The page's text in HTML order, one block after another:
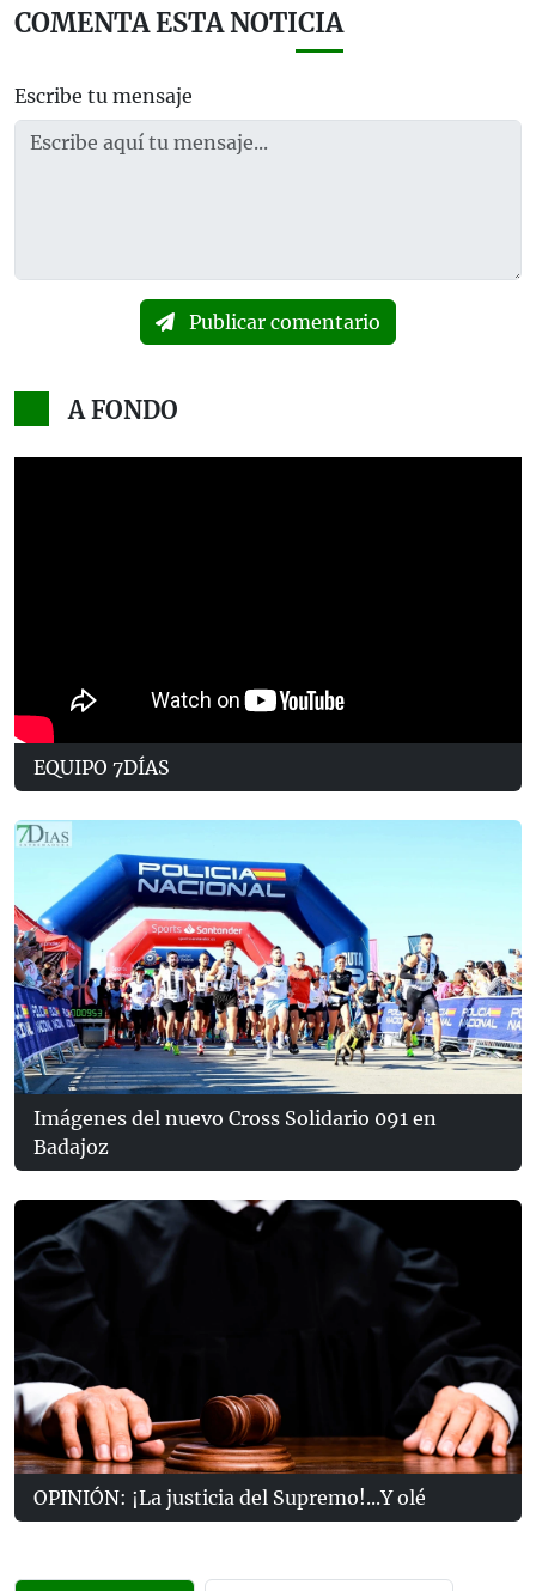
COMENTA ESTA NOTICIA
Escribe tu mensaje
Publicar comentario
A FONDO
EQUIPO 7DÍAS
Imágenes del nuevo Cross Solidario 091 en
Badajoz
OPINIÓN: ¡La justicia del Supremo!...Y olé